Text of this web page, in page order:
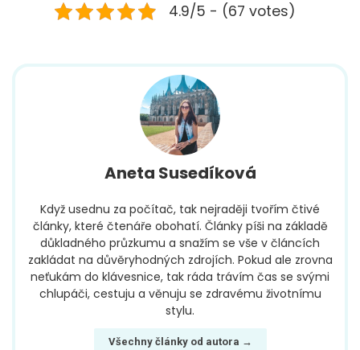
4.9/5 - (67 votes)
Aneta Susedíková
Když usednu za počítač, tak nejraději tvořím čtivé
články, které čtenáře obohatí. Články píši na základě
důkladného průzkumu a snažím se vše v článcích
zakládat na důvěryhodných zdrojích. Pokud ale zrovna
neťukám do klávesnice, tak ráda trávím čas se svými
chlupáči, cestuju a věnuju se zdravému životnímu
stylu.
Všechny články od autora →